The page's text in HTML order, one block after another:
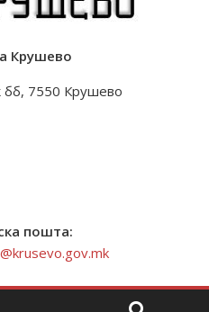
Крушево
бб, 7550 Крушево
пошта: